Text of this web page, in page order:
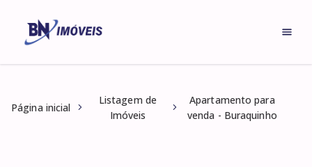
Página inicial
Listagem de
Imóveis
Apartamento para
venda - Buraquinho